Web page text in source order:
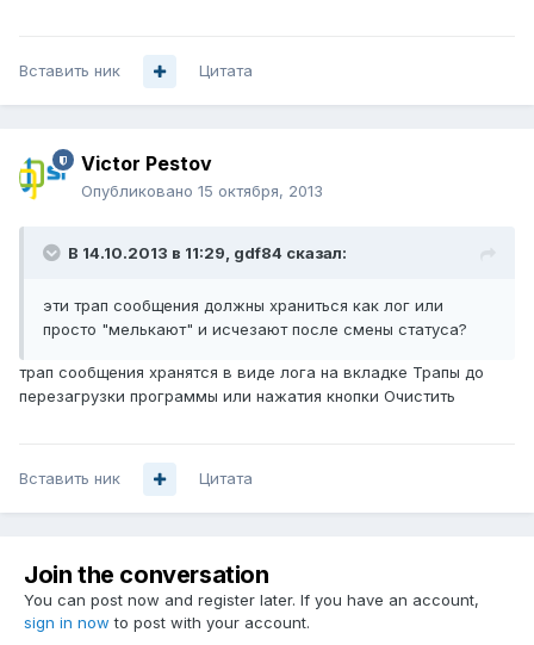
Вставить ник Цитата
Victor Pestov
Опубликовано 15 октября, 2013
В 14.10.2013 в 11:29, gdf84 сказал:
эти трап сообщения должны храниться как лог или
просто "мелькают" и исчезают после смены статуса?
трап сообщения хранятся в виде лога на вкладке Трапы до
перезагрузки программы или нажатия кнопки Очистить
Вставить ник Цитата
Join the conversation
You can post now and register later. If you have an account,
sign in now to post with your account.